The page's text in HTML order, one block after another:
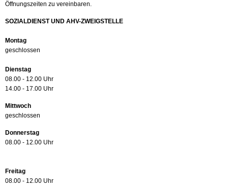
Öffnungszeiten zu vereinbaren.
SOZIALDIENST UND AHV-ZWEIGSTELLE
Montag
geschlossen
Dienstag
08.00 - 12.00 Uhr
14.00 - 17.00 Uhr
Mittwoch
geschlossen
Donnerstag
08.00 - 12.00 Uhr
Freitag
08.00 - 12.00 Uhr